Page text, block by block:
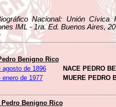
Nacional: Unión Cívica
IML - 1ra. Ed. Buenos Aires,
Benigno Rico
agosto de 1896
NACE PEDRO
enero de 1977 MUERE PEDRO
Benigno Rico